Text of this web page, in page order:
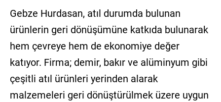
Gebze Hurdasan, atıl durumda bulunan
ürünlerin geri dönüşümüne katkıda bulunarak
hem çevreye hem de ekonomiye değer
katıyor. Firma; demir, bakır ve alüminyum gibi
çeşitli atıl ürünleri yerinden alarak
malzemeleri geri dönüştürülmek üzere uygun